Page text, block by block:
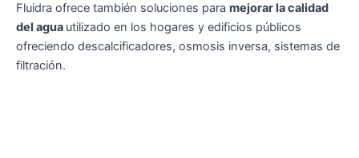
Fluidra ofrece también soluciones para mejorar la calidad
del agua utilizado en los hogares y edificios públicos
ofreciendo descalcificadores, osmosis inversa, sistemas de
filtración.